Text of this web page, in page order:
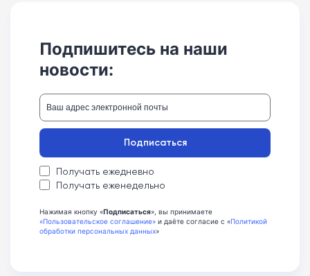
Подпишитесь на наши
новости:
Получать ежедневно
Получать еженедельно
Подписаться
Нажимая кнопку «Подписаться», вы принимаете
«Пользовательское соглашение» и даёте согласие с «Политикой
обработки персональных данных»